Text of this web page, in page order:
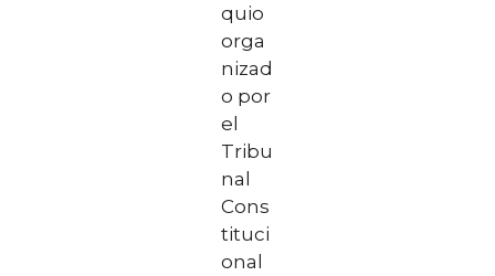
quio
orga
nizad
o por
el
Tribu
nal
Cons
tituci
onal